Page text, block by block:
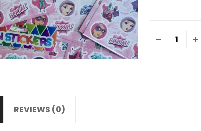
REVIEWS (0)